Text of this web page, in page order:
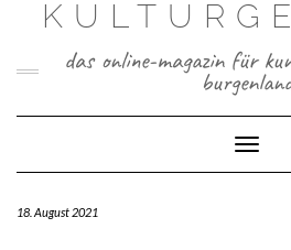
das online-magazin für
Toggle
18. August 2021